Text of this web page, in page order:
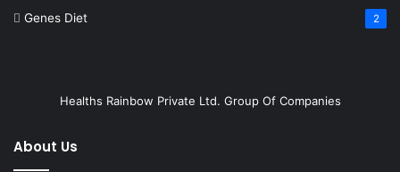
Genes Diet 2
Healths Rainbow Private Ltd. Group Of Companies
About Us